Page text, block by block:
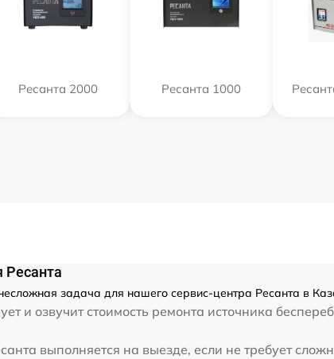
Ресанта 2000 Ресанта 1000
Ресанта
задача для нашего сервис-центра Ресанта в
и озвучит стоимость ремонта источника
выполняется на выезде, если не требует